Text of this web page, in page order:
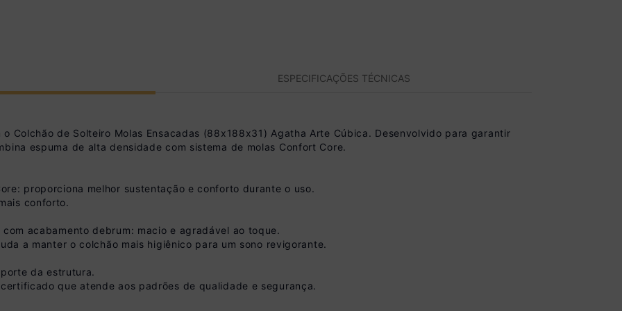
ESPECIFICAÇÕES TÉCNICAS
Colchão de Solteiro Molas Ensacadas (88x188x31) Agatha Arte Cúbica. Desenvolvido para garantir
espuma de alta densidade com sistema de molas Confort Core.
proporciona melhor sustentação e conforto durante o uso.
conforto.
acabamento debrum: macio e agradável ao toque.
a manter o colchão mais higiênico para um sono revigorante.
da estrutura.
que atende aos padrões de qualidade e segurança.